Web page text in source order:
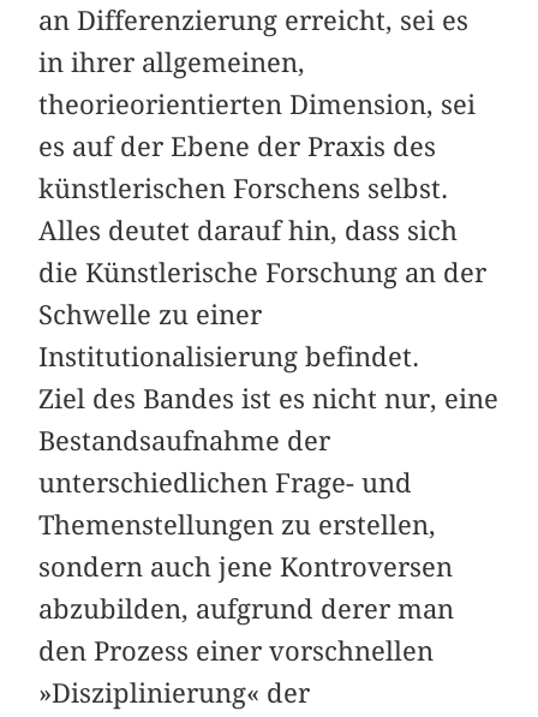
an Differenzierung erreicht, sei es
in ihrer allgemeinen,
theorieorientierten Dimension, sei
es auf der Ebene der Praxis des
künstlerischen Forschens selbst.
Alles deutet darauf hin, dass sich
die Künstlerische Forschung an der
Schwelle zu einer
Institutionalisierung befindet.
Ziel des Bandes ist es nicht nur, eine
Bestandsaufnahme der
unterschiedlichen Frage- und
Themenstellungen zu erstellen,
sondern auch jene Kontroversen
abzubilden, aufgrund derer man
den Prozess einer vorschnellen
»Disziplinierung« der